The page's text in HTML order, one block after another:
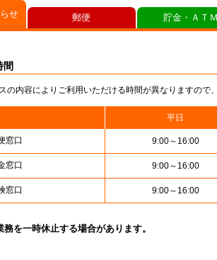
せ
間
の内容によりご利用いただける時間が異なりますので
平日
窓口 9:00～16:00
窓口 9:00～16:00
窓口 9:00～16:00
を一時休止する場合があります。
郵便 貯金・ＡＴ